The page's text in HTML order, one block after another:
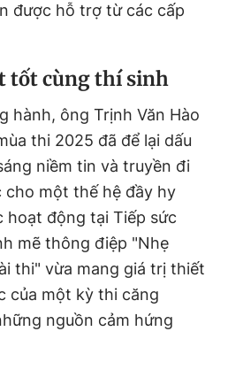
được hỗ trợ từ các cấp
tốt cùng thí sinh
hành, ông Trịnh Văn Hào
thi 2025 đã để lại dấu
niềm tin và truyền đi
một thế hệ đầy hy
hoạt động tại Tiếp sức
mẽ thông điệp "Nhẹ
thi" vừa mang giá trị thiết
của một kỳ thi căng
nguồn cảm hứng